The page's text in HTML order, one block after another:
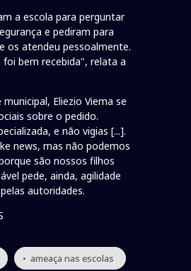
a escola para perguntar
e pediram para
os atendeu pessoalmente.
foi bem recebida", relata a
Eliezio Viema se
sobre o pedido.
e não vigias [...].
news, mas não podemos
são nossos filhos
pede, ainda, agilidade
autoridades.
• ameaça nas escolas